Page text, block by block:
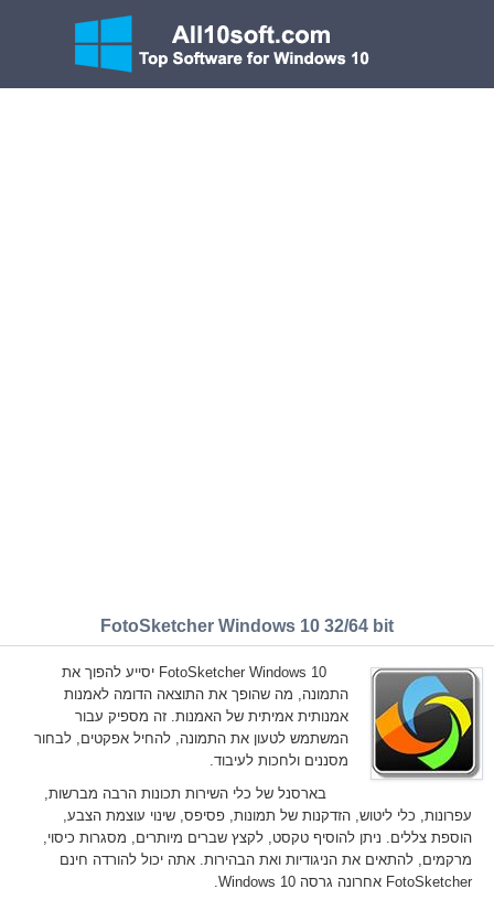
FotoSketcher Windows 10 32/64 bit
FotoSketcher Windows 10 יסייע להפוך את
התמונה, מה שהופך את התוצאה הדומה לאמנות
אמנותית אמיתית של האמנות. זה מספיק עבור
המשתמש לטעון את התמונה, להחיל אפקטים, לבחור
מסננים ולחכות לעיבוד.
בארסנל של כלי השירות תכונות הרבה מברשות,
עפרונות, כלי ליטוש, הזדקנות של תמונות, פסיפס, שינוי עוצמת הצבע,
הוספת צללים. ניתן להוסיף טקסט, לקצץ שברים מיותרים, מסגרות כיסוי,
מרקמים, להתאים את הניגודיות ואת הבהירות. אתה יכול להורדה חינם
FotoSketcher אחרונה גרסה Windows 10.